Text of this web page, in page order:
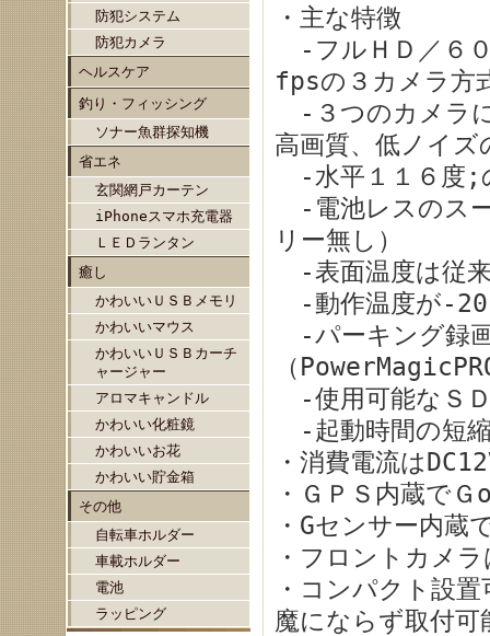
防犯システム
防犯カメラ
ヘルスケア
釣り・フィッシング
ソナー魚群探知機
省エネ
玄関網戸カーテン
iPhoneスマホ充電器
ＬＥＤランタン
癒し
かわいいＵＳＢメモリ
かわいいマウス
かわいいＵＳＢカーチ
ャージャー
アロマキャンドル
かわいい化粧鏡
かわいいお花
かわいい貯金箱
その他
自転車ホルダー
車載ホルダー
電池
ラッピング
・主な特徴
-フルＨＤ／６
fpsの３カメラ方
-３つのカメラ
高画質、低ノイズ
-水平１１６度;
-電池レスのス
リー無し）
-表面温度は従来
-動作温度が-
-パーキング録
（
-使用可能なＳ
-起動時間の短
・消費電流は
・ＧＰＳ内蔵で
・Gセンサー内蔵
・フロントカメ
・コンパクト設
魔にならず取付可